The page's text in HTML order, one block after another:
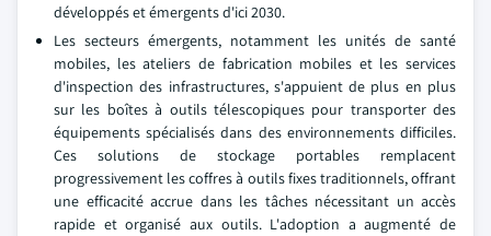
développés et émergents d'ici 2030.
Les secteurs émergents, notamment les unités de santé
mobiles, les ateliers de fabrication mobiles et les services
d'inspection des infrastructures, s'appuient de plus en plus
sur les boîtes à outils télescopiques pour transporter des
équipements spécialisés dans des environnements difficiles.
Ces solutions de stockage portables remplacent
progressivement les coffres à outils fixes traditionnels, offrant
une efficacité accrue dans les tâches nécessitant un accès
rapide et organisé aux outils. L'adoption a augmenté de